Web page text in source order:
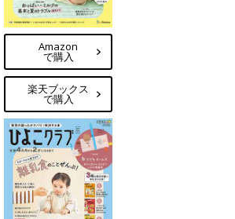
Amazon
で購入
楽天ブックス
で購入